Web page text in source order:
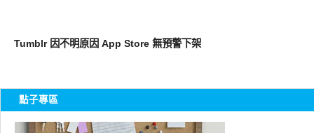
Tumblr 因不明原因 App Store 無預警下架
點子專區